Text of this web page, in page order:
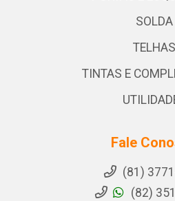
SOLDA
TELHAS
TINTAS E
Fale
(81)
(82)